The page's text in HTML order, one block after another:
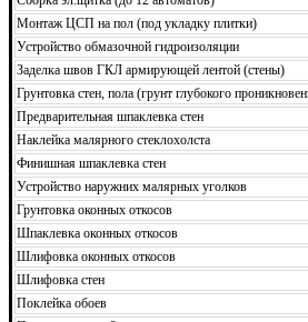
Монтаж ЦСП на пол (под укладку плитки)
Устройство обмазочной гидроизоляции
Заделка швов ГКЛ армирующей лентой (стены)
Грунтовка стен, пола (грунт глубокого
Предварительная шпаклевка стен
Наклейка малярного стеклохолста
Финишная шпаклевка стен
Устройство наружних малярных уголков
Грунтовка оконных откосов
Шпаклевка оконных откосов
Шлифовка оконных откосов
Шлифовка стен
Поклейка обоев